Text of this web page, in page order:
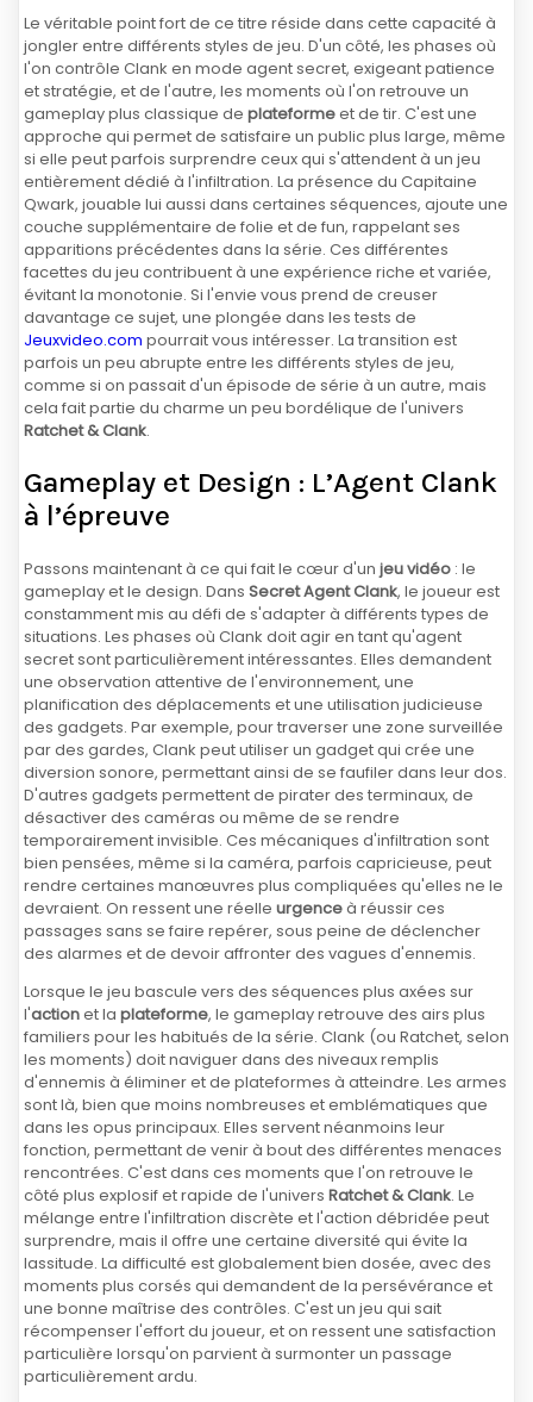
Le véritable point fort de ce titre réside dans cette capacité à
jongler entre différents styles de jeu. D'un côté, les phases où
l'on contrôle Clank en mode agent secret, exigeant patience
et stratégie, et de l'autre, les moments où l'on retrouve un
gameplay plus classique de plateformeet de tir. C'est une
approche qui permet de satisfaire un public plus large, même
si elle peut parfois surprendre ceux qui s'attendent à un jeu
entièrement dédié à l'infiltration. La présence du Capitaine
Qwark, jouable lui aussi dans certaines séquences, ajoute une
couche supplémentaire de folie et de fun, rappelant ses
apparitions précédentes dans la série. Ces différentes
facettes du jeu contribuent à une expérience riche et variée,
évitant la monotonie. Si l'envie vous prend de creuser
davantage ce sujet, une plongée dans les tests de
Jeuxvideo.com pourrait vous intéresser. La transition est
parfois un peu abrupte entre les différents styles de jeu,
comme si on passait d'un épisode de série à un autre, mais
cela fait partie du charme un peu bordélique de l'univers
Ratchet & Clank.
Gameplay et Design : L’Agent Clank
à l’épreuve
Passons maintenant à ce qui fait le cœur d'un jeu vidéo : le
gameplay et le design. Dans Secret Agent Clank, le joueur est
constamment mis au défi de s'adapter à différents types de
situations. Les phases où Clank doit agir en tant qu'agent
secret sont particulièrement intéressantes. Elles demandent
une observation attentive de l'environnement, une
planification des déplacements et une utilisation judicieuse
des gadgets. Par exemple, pour traverser une zone surveillée
par des gardes, Clank peut utiliser un gadget qui crée une
diversion sonore, permettant ainsi de se faufiler dans leur dos.
D'autres gadgets permettent de pirater des terminaux, de
désactiver des caméras ou même de se rendre
temporairement invisible. Ces mécaniques d'infiltration sont
bien pensées, même si la caméra, parfois capricieuse, peut
rendre certaines manœuvres plus compliquées qu'elles ne le
devraient. On ressent une réelle urgenceà réussir ces
passages sans se faire repérer, sous peine de déclencher
des alarmes et de devoir affronter des vagues d'ennemis.
Lorsque le jeu bascule vers des séquences plus axées sur
l'actionet la plateforme, le gameplay retrouve des airs plus
familiers pour les habitués de la série. Clank (ou Ratchet, selon
les moments) doit naviguer dans des niveaux remplis
d'ennemis à éliminer et de plateformes à atteindre. Les armes
sont là, bien que moins nombreuses et emblématiques que
dans les opus principaux. Elles servent néanmoins leur
fonction, permettant de venir à bout des différentes menaces
rencontrées. C'est dans ces moments que l'on retrouve le
côté plus explosif et rapide de l'univers Ratchet & Clank. Le
mélange entre l'infiltration discrète et l'action débridée peut
surprendre, mais il offre une certaine diversité qui évite la
lassitude. La difficulté est globalement bien dosée, avec des
moments plus corsés qui demandent de la persévérance et
une bonne maîtrise des contrôles. C'est un jeu qui sait
récompenser l'effort du joueur, et on ressent une satisfaction
particulière lorsqu'on parvient à surmonter un passage
particulièrement ardu.